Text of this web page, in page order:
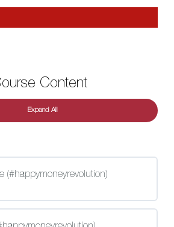
Content
Expand All
(#happymoneyrevolution)